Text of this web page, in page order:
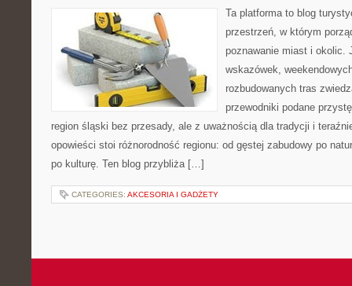
Ta platforma to blog
przestrzeń, w którym
poznawanie miast i okolic.
wskazówek,
rozbudowanych tras
przewodniki podane
region śląski bez przesady, ale z uważnością dla tradycji i
opowieści stoi różnorodność regionu: od gęstej zabudowy po
po kulturę. Ten blog przybliża […]
CATEGORIES: AKCESORIA I GADŻETY